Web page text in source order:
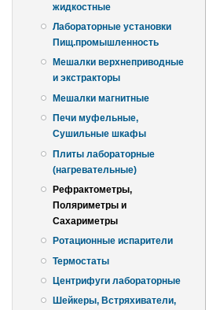
жидкостные
Лабораторные установки
Пищ.промышленность
Мешалки верхнеприводные
и экстракторы
Мешалки магнитные
Печи муфельные,
Сушильные шкафы
Плиты лабораторные
(нагревательные)
Рефрактометры,
Поляриметры и
Сахариметры
Ротационные испарители
Термостаты
Центрифуги лабораторные
Шейкеры, Встряхиватели,